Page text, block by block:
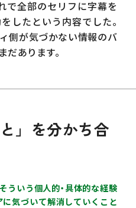
で全部のセリフに字幕を
したという内容でした。
側が気づかない情報のバ
だあります。
」を分かち合
ういう個人的・具体的な経験
に気づいて解消していくこと